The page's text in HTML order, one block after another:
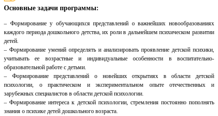
Основные задачи программы:
– Формирование у обучающихся представлений о важнейших новообразованиях
каждого периода дошкольного детства, их роли в дальнейшем психическом развитии
детей.
– Формирование умений определять и анализировать проявление детской психики,
учитывать ее возрастные и индивидуальные особенности в воспитательно-
образовательной работе с детьми.
– Формирование представлений о новейших открытиях в области детской
психологии, о практическом и экспериментальном опыте отечественных и
зарубежных специалистов в области детской психологии.
– Формирование интереса к детской психологии, стремления постоянно пополнять
знания о психике детей дошкольного возраста.